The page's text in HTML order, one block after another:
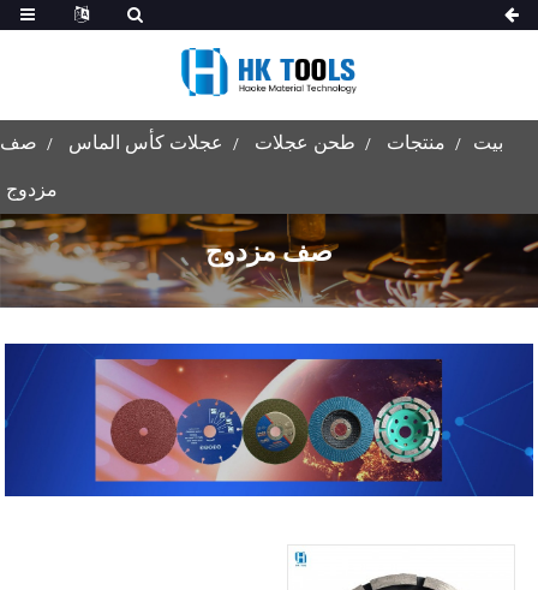
بيت منتجات طحن عجلات عجلات كأس الماس صف
مزدوج
صف مزدوج